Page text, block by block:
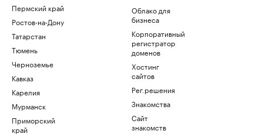
Пермский край
Ростов-на-Дону
Татарстан
Тюмень
Черноземье
Кавказ
Карелия
Мурманск
Приморский
край
Облако для
бизнеса
Корпоративный
регистратор
доменов
Хостинг
сайтов
Рег.решения
Знакомства
Сайт
знакомств